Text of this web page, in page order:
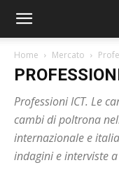
Home Mercato
Professioni ICT. Le
cambi di poltrona
internazionale e
indagini e interviste